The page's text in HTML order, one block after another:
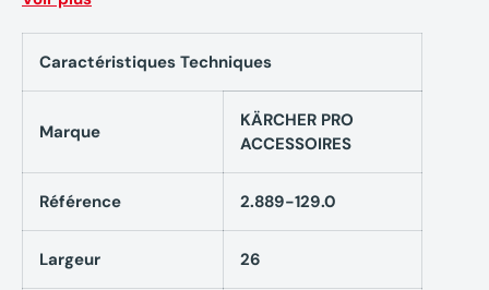
T 15/1 HEPA
T 7/1
T 9/1 Bp
BV 5/1
BV 5/1 Bp Pack
T 9/1 Bp
Caractéristiques Techniques
Marque
KÄRCHER PRO
ACCESSOIRES
Référence 2.889-129.0
Largeur 26